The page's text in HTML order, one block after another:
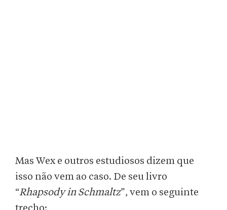
Mas Wex e outros estudiosos dizem que
isso não vem ao caso. De seu livro
“Rhapsody in Schmaltz”, vem o seguinte